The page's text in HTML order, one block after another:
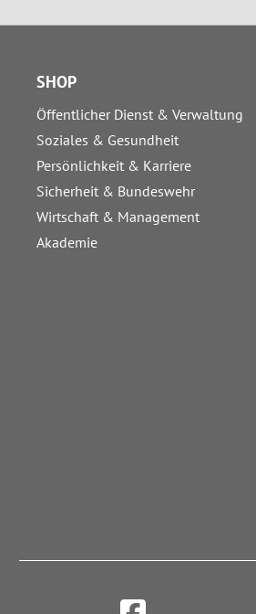
SHOP
Öffentlicher Dienst & Verwaltung
Soziales & Gesundheit
Persönlichkeit & Karriere
Sicherheit & Bundeswehr
Wirtschaft & Management
Akademie